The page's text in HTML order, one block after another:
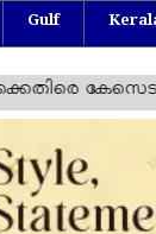
Gulf